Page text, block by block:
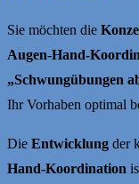
Sie möchten die
Augen-Hand-
„Schwungübungen
Ihr Vorhaben optimal
Die Entwicklung der
Hand-Koordination